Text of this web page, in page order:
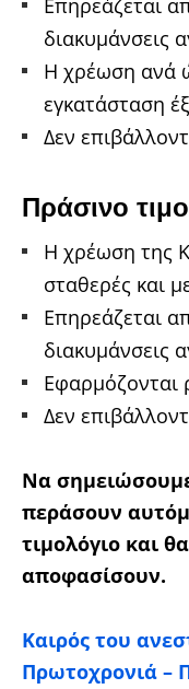
Επηρεάζεται
διακυμάνσεις
Η χρέωση ανά
εγκατάσταση
Δεν
Πράσινο
Η χρέωση της
σταθερές και
Επηρεάζεται
διακυμάνσεις
Εφαρμόζονται
Δεν
Να
περάσουν
τιμολόγιο και
αποφασίσουν.
Καιρός του
Πρωτοχρονιά –